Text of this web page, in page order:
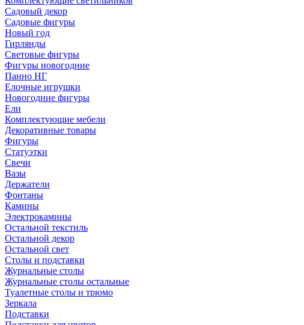
Садовый декор
Садовые фигуры
Новый год
Гирлянды
Световые фигуры
Фигуры новогодние
Панно НГ
Елочные игрушки
Новогодние фигуры
Ели
Комплектующие мебели
Декоративные товары
Фигуры
Статуэтки
Свечи
Вазы
Держатели
Фонтаны
Камины
Электрокамины
Остальной текстиль
Остальной декор
Остальной свет
Столы и подставки
Журнальные столы
Журнальные столы остальные
Туалетные столы и трюмо
Зеркала
Подставки